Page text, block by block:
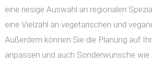
eine riesige Auswahl an regionalen
eine Vielzahl an vegetarischen und
Außerdem können Sie die Planung auf
anpassen und auch Sonderwünsche wie